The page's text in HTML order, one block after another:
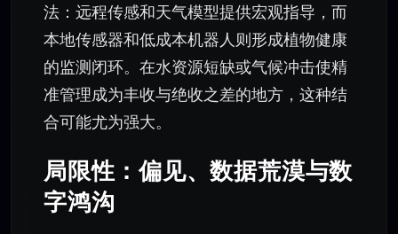
法：远程传感和天气模型提供宏观指导，而
本地传感器和低成本机器人则形成植物健康
的监测闭环。在水资源短缺或气候冲击使精
准管理成为丰收与绝收之差的地方，这种结
合可能尤为强大。
局限性：偏见、数据荒漠与数
字鸿沟